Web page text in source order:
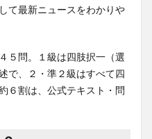
て最新ニュースをわかりや
５問。１級は四肢択一（選
で、２・準２級はすべて四
６割は、公式テキスト・問